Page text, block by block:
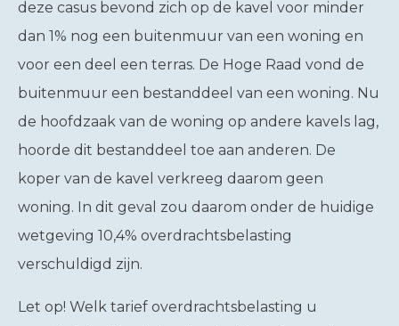
deze casus bevond zich op de kavel voor minder
dan 1% nog een buitenmuur van een woning en
voor een deel een terras. De Hoge Raad vond de
buitenmuur een bestanddeel van een woning. Nu
de hoofdzaak van de woning op andere kavels lag,
hoorde dit bestanddeel toe aan anderen. De
koper van de kavel verkreeg daarom geen
woning. In dit geval zou daarom onder de huidige
wetgeving 10,4% overdrachtsbelasting
verschuldigd zijn.
Let op! Welk tarief overdrachtsbelasting u